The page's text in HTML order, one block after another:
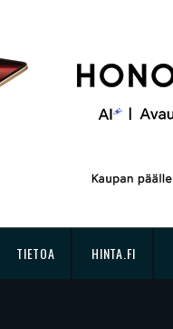
TIETOA HINTA.FI